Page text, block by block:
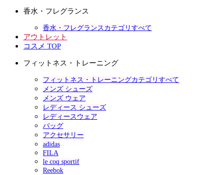
香水・フレグランス
香水・フレグランスカテゴリすべて
アウトレット
コスメ TOP
フィットネス・トレーニング
フィットネス・トレーニングカテゴリすべて
メンズ シューズ
メンズ ウェア
レディース シューズ
レディースウェア
バッグ
アクセサリー
adidas
FILA
le coq sportif
Reebok